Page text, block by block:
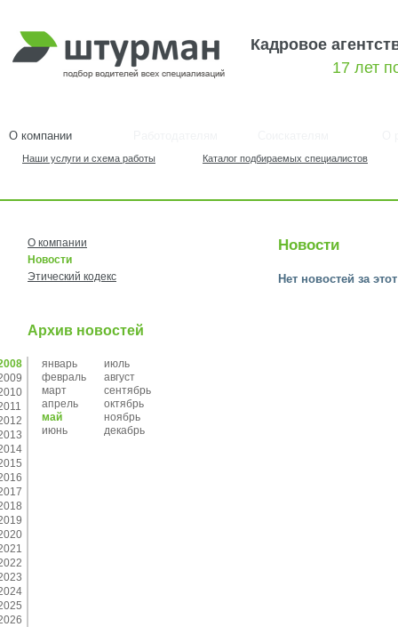
Кадровое
17 лет
О компании
Наши услуги и схема работы Каталог подбираемых специалистов
О компании
Новости
Этический кодекс
Архив новостей
январь
июль
февраль
август
март
сентябрь
апрель
октябрь
май
ноябрь
июнь
декабрь
Новости
Нет новостей за